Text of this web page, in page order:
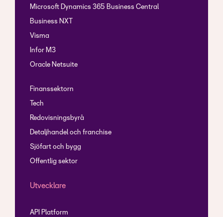
Microsoft Dynamics 365 Business Central
Business NXT
Visma
Infor M3
Oracle Netsuite
Finanssektorn
Tech
Redovisningsbyrå
Detaljhandel och franchise
Sjöfart och bygg
Offentlig sektor
Utvecklare
API Platform